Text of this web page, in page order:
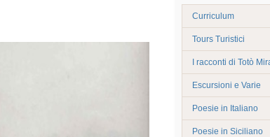
Curriculum
Tours Turistici
I racconti di Totò
Escursioni e Varie
Poesie in Italiano
Poesie in Siciliano